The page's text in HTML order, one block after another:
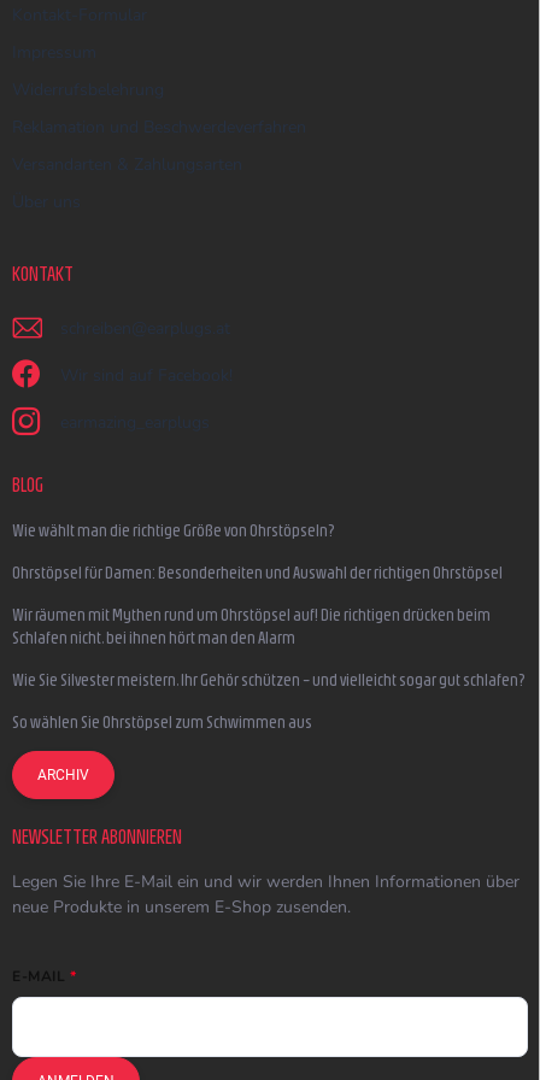
Kontakt-Formular
Impressum
Widerrufsbelehrung
Reklamation und Beschwerdeverfahren
Versandarten & Zahlungsarten
Über uns
KONTAKT
schreiben @ earplugs.at
Wir sind auf Facebook!
earmazing_earplugs
BLOG
Wie wählt man die richtige Größe von Ohrstöpseln?
Ohrstöpsel für Damen: Besonderheiten und Auswahl der richtigen Ohrstöpsel
Wir räumen mit Mythen rund um Ohrstöpsel auf! Die richtigen drücken beim
Schlafen nicht, bei ihnen hört man den Alarm
Wie Sie Silvester meistern, Ihr Gehör schützen – und vielleicht sogar gut schlafen?
So wählen Sie Ohrstöpsel zum Schwimmen aus
ARCHIV
NEWSLETTER ABONNIEREN
Legen Sie Ihre E-Mail ein und wir werden Ihnen Informationen über
neue Produkte in unserem E-Shop zusenden.
E-MAIL